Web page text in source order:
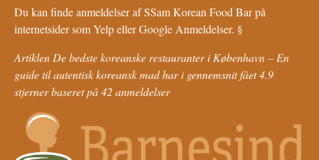
Du kan finde anmeldelser af SSam Korean Food Bar på
internetsider som Yelp eller Google Anmeldelser. §
Artiklen De bedste koreanske restauranter i København – En
guide til autentisk koreansk mad har i gennemsnit fået4.9
stjerner baseret på42anmeldelser